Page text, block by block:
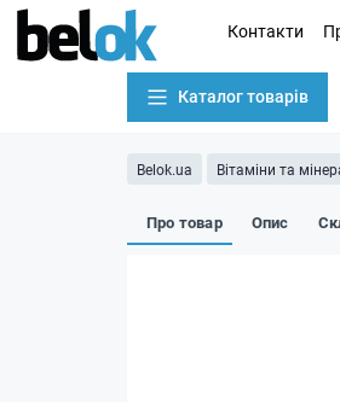
Контакти
Каталог товарів
Belok.ua Вітаміни та
Про товар Опис